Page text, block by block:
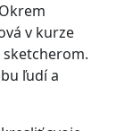
v kurze
ľudí a